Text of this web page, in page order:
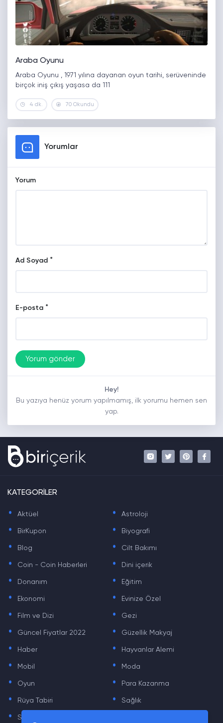
Araba Oyunu
Araba Oyunu , 1971 yılına dayanan oyun tarihi, serüveninde
birçok iniş çıkış yaşasa da 111
4 dk. 70 Okundu
Yorumlar
Yorum
Ad Soyad *
E-posta *
Hey!
Bu yazıya henüz yorum yapılmamış, ilk yorumu hemen sen
yap.
KATEGORİLER
. Aktüel . Astroloji
. BirKupon . Biyografi
. Blog . Cilt Bakımı
. Coin - Coin Haberleri . Dini içerik
. Donanım . Eğitim
. Ekonomi . Evinize Özel
. Film ve Dizi . Gezi
. Güncel Fiyatlar 2022 . Güzellik Makyaj
. Haber . Hayvanlar Alemi
. Mobil . Moda
. Oyun . Para Kazanma
. Rüya Tabiri . Sağlık
. Sinema .